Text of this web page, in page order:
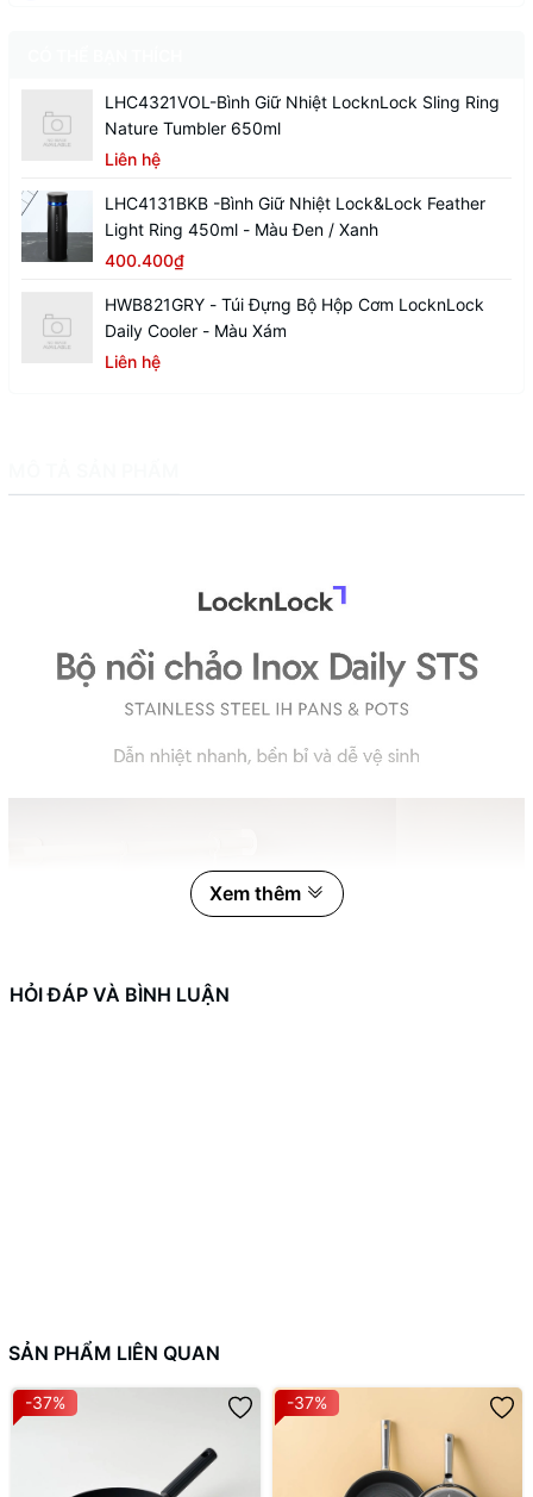
LHC4321VOL-Bình Giữ Nhiệt LocknLock Sling Ring
Nature Tumbler 650ml
Liên hệ
LHC4131BKB -Bình Giữ Nhiệt Lock&Lock Feather
Light Ring 450ml - Màu Đen / Xanh
400.400₫
HWB821GRY - Túi Đựng Bộ Hộp Cơm LocknLock
Daily Cooler - Màu Xám
Liên hệ
Xem thêm
HỎI ĐÁP VÀ BÌNH LUẬN
SẢN PHẨM LIÊN QUAN
-37% -37%